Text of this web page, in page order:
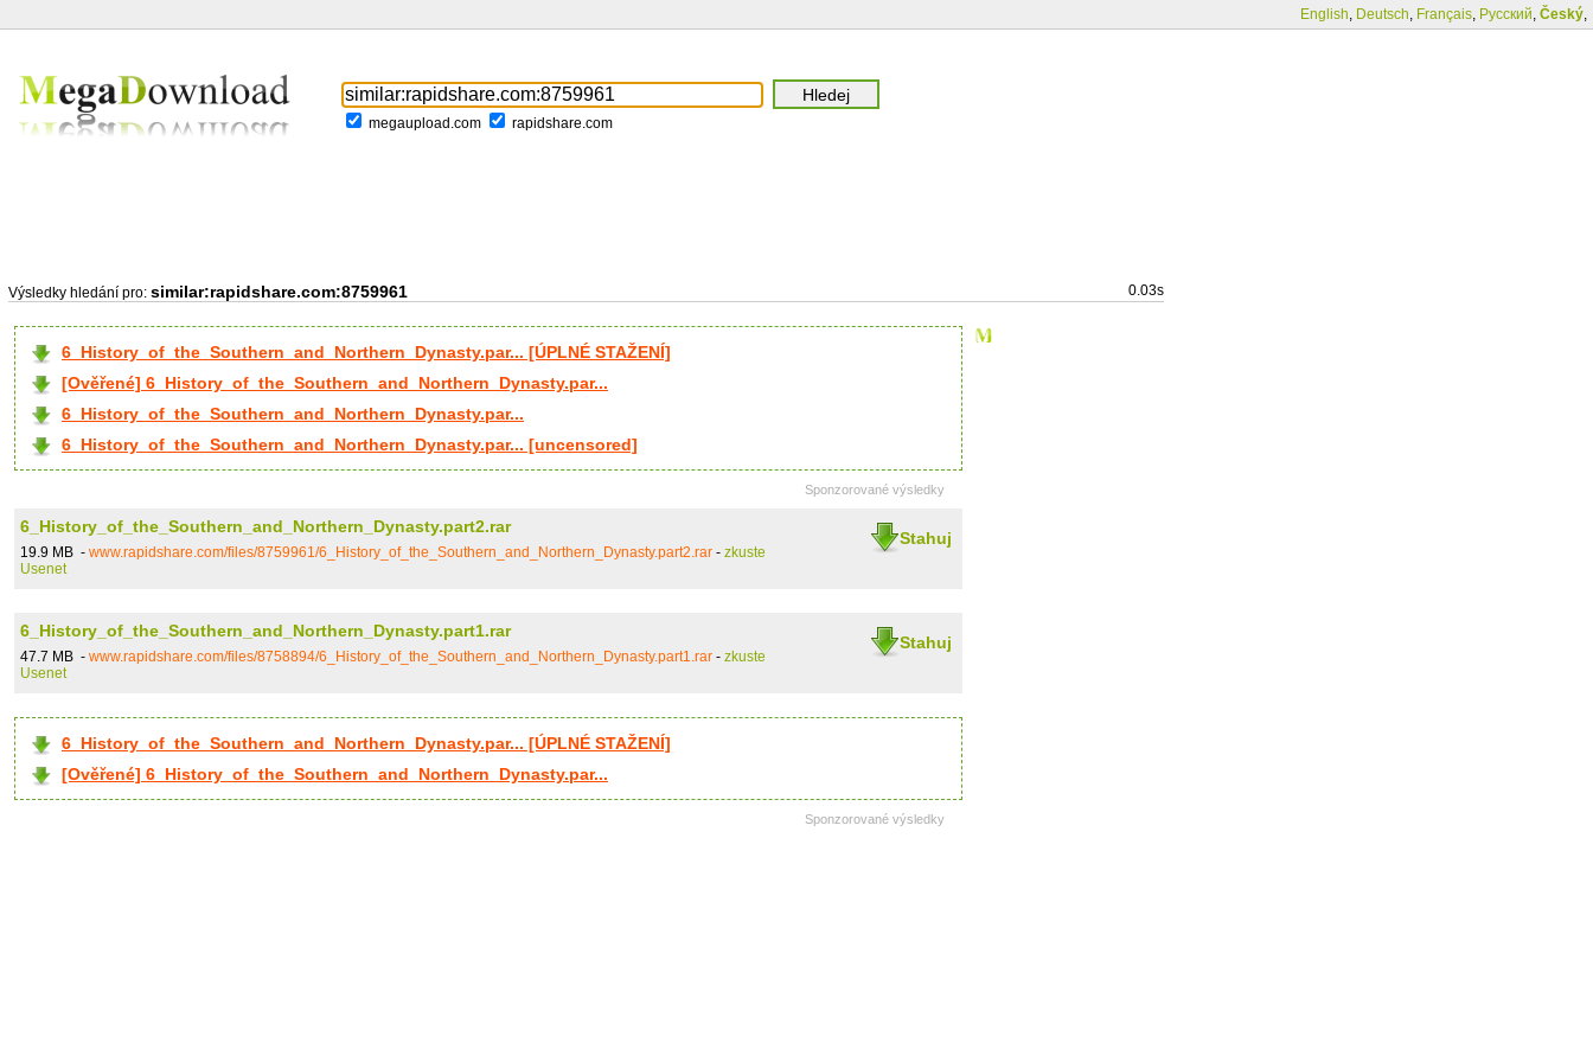
English, Deutsch, Français, Русский, Český,
megaupload.com rapidshare.com
Výsledky hledání pro: similar:rapidshare.com:8759961 0.03s
6_History_of_the_Southern_and_Northern_Dynasty.par... [ÚPLNÉ STAŽENÍ]
[Ověřené] 6_History_of_the_Southern_and_Northern_Dynasty.par...
6_History_of_the_Southern_and_Northern_Dynasty.par...
6_History_of_the_Southern_and_Northern_Dynasty.par... [uncensored]
Sponzorované výsledky
Stahuj
6_History_of_the_Southern_and_Northern_Dynasty.part2.rar
19.9 MB - www.rapidshare.com/files/8759961/6_History_of_the_Southern_and_Northern_Dynasty.part2.rar - zkuste
Usenet
Stahuj
6_History_of_the_Southern_and_Northern_Dynasty.part1.rar
47.7 MB - www.rapidshare.com/files/8758894/6_History_of_the_Southern_and_Northern_Dynasty.part1.rar - zkuste
Usenet
6_History_of_the_Southern_and_Northern_Dynasty.par... [ÚPLNÉ STAŽENÍ]
[Ověřené] 6_History_of_the_Southern_and_Northern_Dynasty.par...
Sponzorované výsledky